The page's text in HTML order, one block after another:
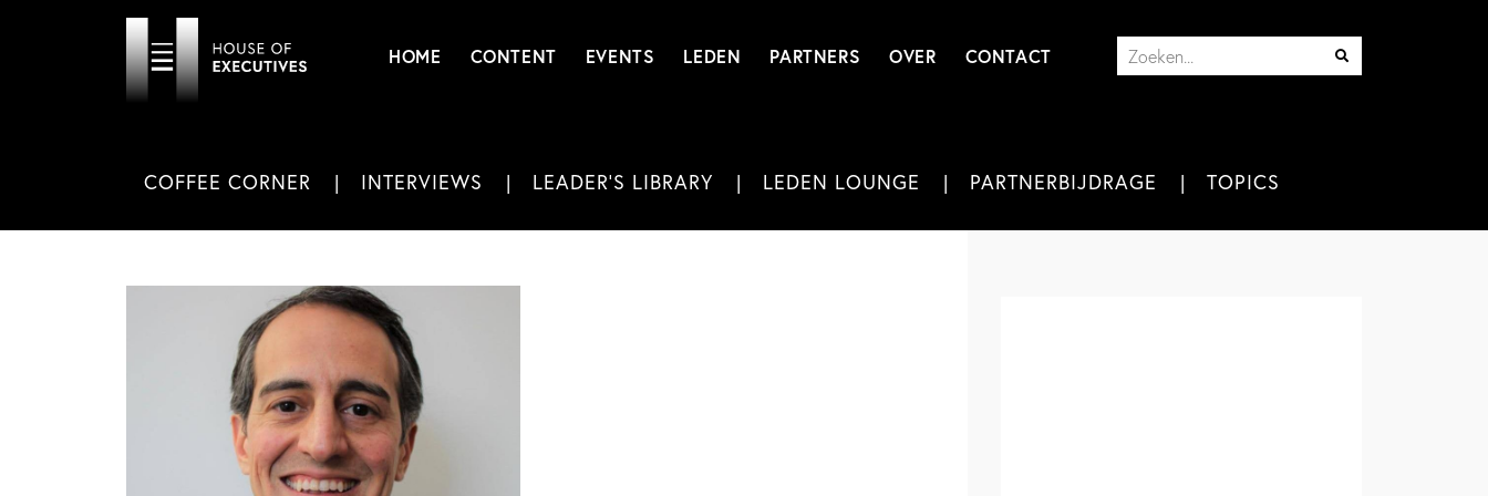
HOME CONTENT EVENTS LEDEN PARTNERS OVER CONTACT
COFFEE CORNER INTERVIEWS LEADER'S LIBRARY LEDEN LOUNGE PARTNERBIJDRAGE TOPICS